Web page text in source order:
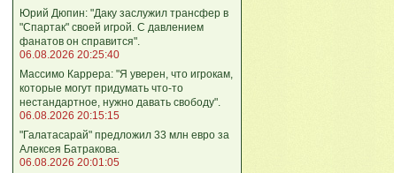
Юрий Дюпин: "Даку заслужил трансфер в
"Спартак" своей игрой. С давлением
фанатов он справится".
06.08.2026 20:25:40
Массимо Каррера: "Я уверен, что игрокам,
которые могут придумать что-то
нестандартное, нужно давать свободу".
06.08.2026 20:15:15
"Галатасарай" предложил 33 млн евро за
Алексея Батракова.
06.08.2026 20:01:05